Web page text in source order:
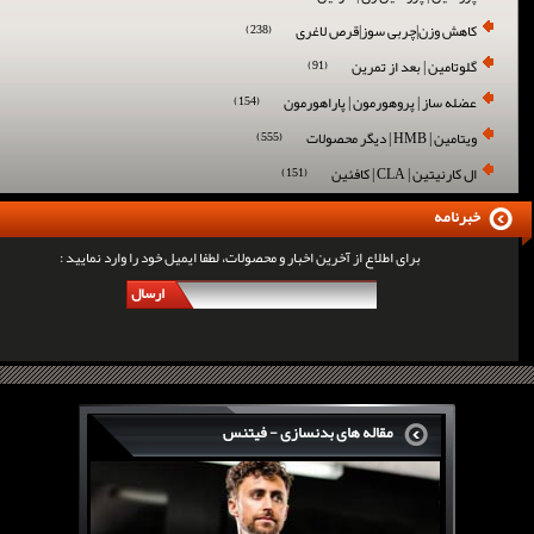
کاهش وزن|چربی سوز|قرص لاغری (238)
گلوتامین | بعد از تمرین (91)
عضله ساز | پروهورمون | پاراهورمون (154)
ویتامین | HMB | دیگر محصولات (555)
ال کارنیتین | CLA | کافئین (151)
برای اطلاع از آخرین اخبار و محصولات، لطفا ایمیل خود را وارد نمایید :
ارسال
خبرنامه
مقاله های بدنسازی - فیتنس